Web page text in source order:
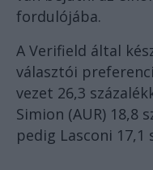
fordulójába.
A Verifield által
választói
vezet 26,3
Simion (AUR) 18,8
pedig Lasconi 17,1